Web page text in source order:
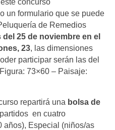
concurso
un formulario que se puede
de Remedios
del 25 de noviembre en el
23, las dimensiones
participar serán las del
73×60 – Paisaje:
repartirá una bolsa de
en cuatro
años), Especial (niños/as